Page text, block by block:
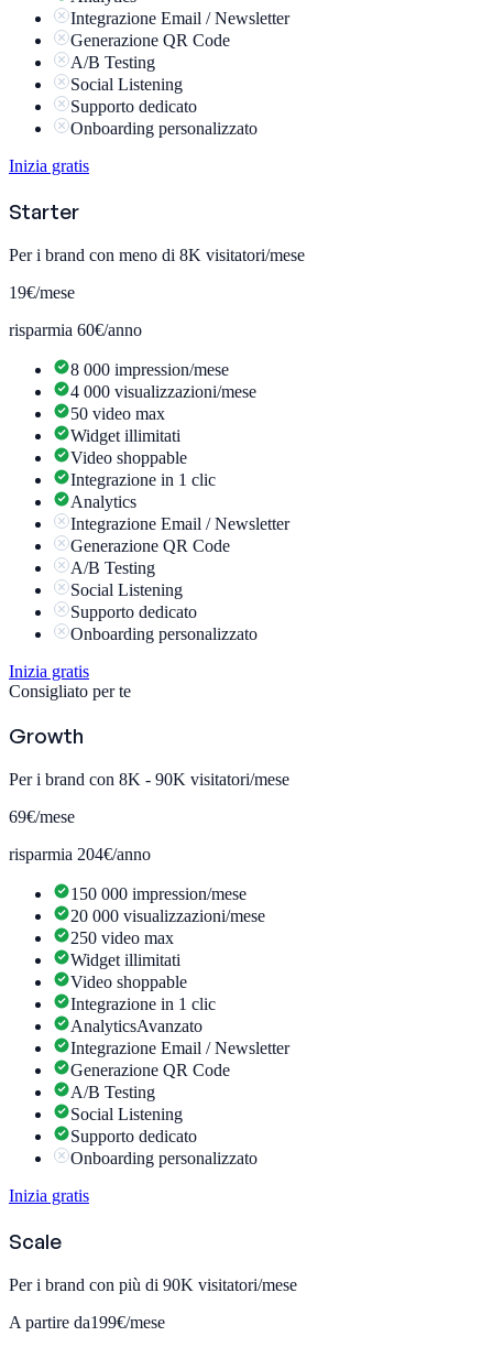
Integrazione Email / Newsletter
Generazione QR Code
A/B Testing
Social Listening
Supporto dedicato
Onboarding personalizzato
Inizia gratis
Starter
Per i brand con meno di 8K visitatori/mese
19€/mese
risparmia 60€/anno
8 000 impression/mese
4 000 visualizzazioni/mese
50 video max
Widget illimitati
Video shoppable
Integrazione in 1 clic
Analytics
Integrazione Email / Newsletter
Generazione QR Code
A/B Testing
Social Listening
Supporto dedicato
Onboarding personalizzato
Inizia gratis
Consigliato per te
Growth
Per i brand con 8K - 90K visitatori/mese
69€/mese
risparmia 204€/anno
150 000 impression/mese
20 000 visualizzazioni/mese
250 video max
Widget illimitati
Video shoppable
Integrazione in 1 clic
AnalyticsAvanzato
Integrazione Email / Newsletter
Generazione QR Code
A/B Testing
Social Listening
Supporto dedicato
Onboarding personalizzato
Inizia gratis
Scale
Per i brand con più di 90K visitatori/mese
A partire da199€/mese